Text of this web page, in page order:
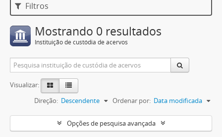
Filtros
Mostrando 0 resultados
Instituição de custódia de acervos
Visualizar:
Ordenar por: Data modificada
Direção: Descendente
Opções de pesquisa avançada